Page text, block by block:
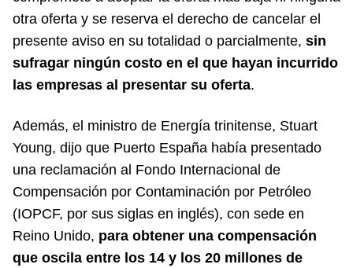
otra oferta y se reserva el derecho de cancelar el
presente aviso en su totalidad o parcialmente, sin
sufragar ningún costo en el que hayan incurrido
las empresas al presentar su oferta.
Además, el ministro de Energía trinitense, Stuart
Young, dijo que Puerto España había presentado
una reclamación al Fondo Internacional de
Compensación por Contaminación por Petróleo
(IOPCF, por sus siglas en inglés), con sede en
Reino Unido, para obtener una compensación
que oscila entre los 14 y los 20 millones de